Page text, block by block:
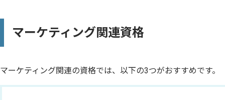
マーケティング関連資格
マーケティング関連の資格では、以下の3つがおすすめです。